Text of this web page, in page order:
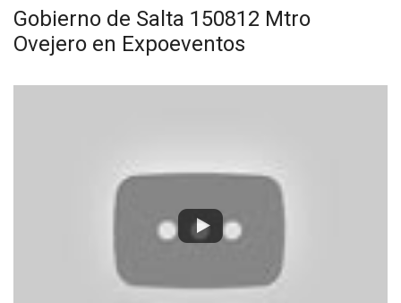
Gobierno de Salta 150812 Mtro
Ovejero en Expoeventos